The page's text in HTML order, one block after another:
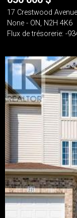
17 Crestwood
None - ON, N2H 4K6
Flux de trésorerie: -